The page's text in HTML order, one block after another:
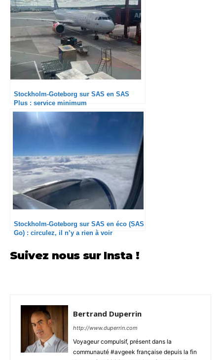
Stockholm-Goteborg sur SAS en SAS
Plus : service minimum
Stockholm-Goteborg sur SAS en éco (SAS
Go) : circulez, il n’y a rien à voir
Suivez nous sur Insta !
Bertrand Duperrin
http://www.duperrin.com
Voyageur compulsif, présent dans la
communauté #avgeek française depuis la fin